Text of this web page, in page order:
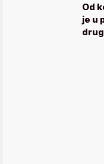
Od
je u